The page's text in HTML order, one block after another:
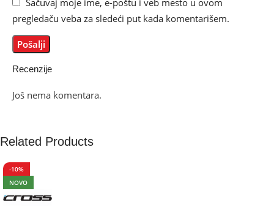
Recenzije
Još nema komentara.
pregledaču veba za sledeći put kada komentarišem.
Related Products
-10%
NOVO